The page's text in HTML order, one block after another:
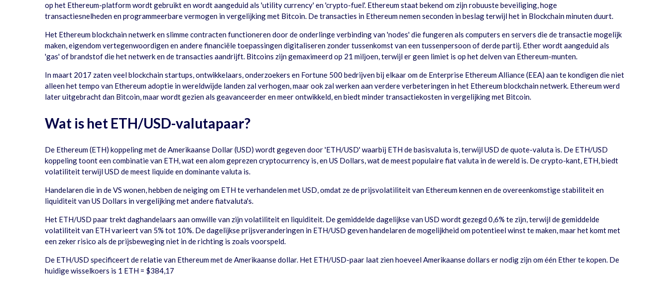
op het Ethereum-platform wordt gebruikt en wordt aangeduid als 'utility currency' en 'crypto-fuel'. Ethereum staat bekend om zijn robuuste beveiliging, hoge
transactiesnelheden en programmeerbare vermogen in vergelijking met Bitcoin. De transacties in Ethereum nemen seconden in beslag terwijl het in Blockchain minuten duurt.
Het Ethereum blockchain netwerk en slimme contracten functioneren door de onderlinge verbinding van 'nodes' die fungeren als computers en servers die de transactie mogelijk
maken, eigendom vertegenwoordigen en andere financiële toepassingen digitaliseren zonder tussenkomst van een tussenpersoon of derde partij. Ether wordt aangeduid als
'gas' of brandstof die het netwerk en de transacties aandrijft. Bitcoins zijn gemaximeerd op 21 miljoen, terwijl er geen limiet is op het delven van Ethereum-munten.
In maart 2017 zaten veel blockchain startups, ontwikkelaars, onderzoekers en Fortune 500 bedrijven bij elkaar om de Enterprise Ethereum Alliance (EEA) aan te kondigen die niet
alleen het tempo van Ethereum adoptie in wereldwijde landen zal verhogen, maar ook zal werken aan verdere verbeteringen in het Ethereum blockchain netwerk. Ethereum werd
later uitgebracht dan Bitcoin, maar wordt gezien als geavanceerder en meer ontwikkeld, en biedt minder transactiekosten in vergelijking met Bitcoin.
Wat is het ETH/USD-valutapaar?
De Ethereum (ETH) koppeling met de Amerikaanse Dollar (USD) wordt gegeven door 'ETH/USD' waarbij ETH de basisvaluta is, terwijl USD de quote-valuta is. De ETH/USD
koppeling toont een combinatie van ETH, wat een alom geprezen cryptocurrency is, en US Dollars, wat de meest populaire fiat valuta in de wereld is. De crypto-kant, ETH, biedt
volatiliteit terwijl USD de meest liquide en dominante valuta is.
Handelaren die in de VS wonen, hebben de neiging om ETH te verhandelen met USD, omdat ze de prijsvolatiliteit van Ethereum kennen en de overeenkomstige stabiliteit en
liquiditeit van US Dollars in vergelijking met andere fiatvaluta's.
Het ETH/USD paar trekt daghandelaars aan omwille van zijn volatiliteit en liquiditeit. De gemiddelde dagelijkse van USD wordt gezegd 0,6% te zijn, terwijl de gemiddelde
volatiliteit van ETH varieert van 5% tot 10%. De dagelijkse prijsveranderingen in ETH/USD geven handelaren de mogelijkheid om potentieel winst te maken, maar het komt met
een zeker risico als de prijsbeweging niet in de richting is zoals voorspeld.
De ETH/USD specificeert de relatie van Ethereum met de Amerikaanse dollar. Het ETH/USD-paar laat zien hoeveel Amerikaanse dollars er nodig zijn om één Ether te kopen. De
huidige wisselkoers is 1 ETH = $384,17